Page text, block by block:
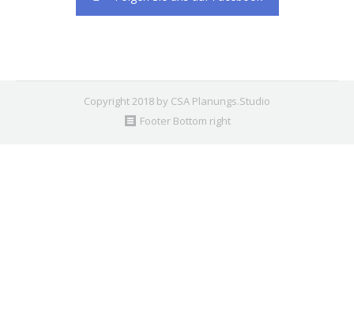
Copyright 2018 by CSA Planungs.Studio
Footer Bottom right